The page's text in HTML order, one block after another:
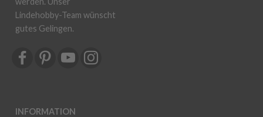
Lindehobby-Team wünscht
gutes Gelingen.
INFORMATION